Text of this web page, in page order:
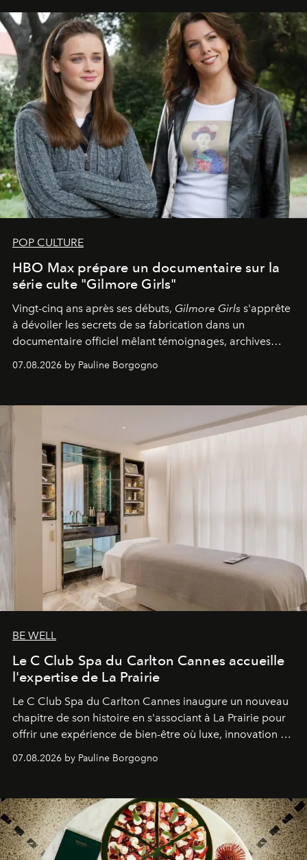
POP CULTURE
HBO Max prépare un documentaire sur la
série culte "Gilmore Girls"
Vingt-cinq ans après ses débuts, Gilmore Girls s'apprête
à dévoiler les secrets de sa fabrication dans un
documentaire officiel mêlant témoignages, archives
inédites et plongée dans les coulisses d'un phénomène
générationnel.
07.08.2026 by Pauline Borgogno
BE WELL
Le C Club Spa du Carlton Cannes accueille
l'expertise de La Prairie
Le C Club Spa du Carlton Cannes inaugure un nouveau
chapitre de son histoire en s'associant à La Prairie pour
offrir une expérience de bien-être où luxe, innovation et
expertise se rencontrent.
07.08.2026 by Pauline Borgogno